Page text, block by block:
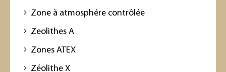
Zone à atmosphére contrôlée
Zeolithes A
Zones ATEX
Zéolithe X